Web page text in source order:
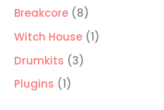
Breakcore
88
productos
Witch House 11
Drumkits 33
Plugins 11